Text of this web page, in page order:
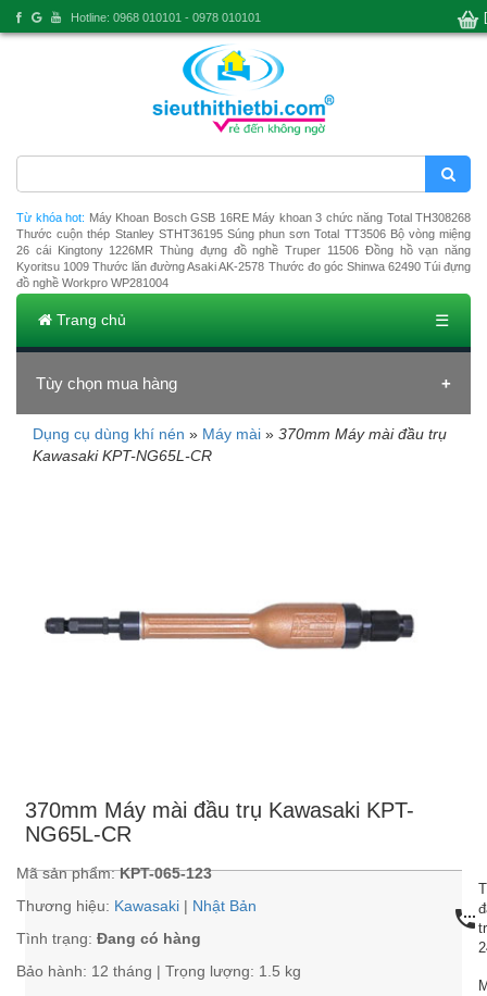
Từ khóa hot: Máy Khoan Bosch GSB 16RE Máy khoan 3 chức năng Total TH308268
Thước cuộn thép Stanley STHT36195 Súng phun sơn Total TT3506 Bộ vòng miệng
26 cái Kingtony 1226MR Thùng đựng đồ nghề Truper 11506 Đồng hồ vạn năng
Kyoritsu 1009 Thước lăn đường Asaki AK-2578 Thước đo góc Shinwa 62490 Túi đựng
đồ nghề Workpro WP281004
Trang chủ ☰
Tùy chọn mua hàng
Đang tải dữ liệu
Dụng cụ dùng khí nén » Máy mài » 370mm Máy mài đầu trụ
Kawasaki KPT-NG65L-CR
370mm Máy mài đầu trụ Kawasaki KPT-
NG65L-CR
Mã sản phẩm:KPT-065-123
Thương hiệu: Kawasaki | Nhật Bản
Tình trạng: Đang có hàng
Bảo hành: 12 tháng | Trọng lượng: 1.5 kg
settings_phone
Hotline: 0968 010101 - 0978 010101